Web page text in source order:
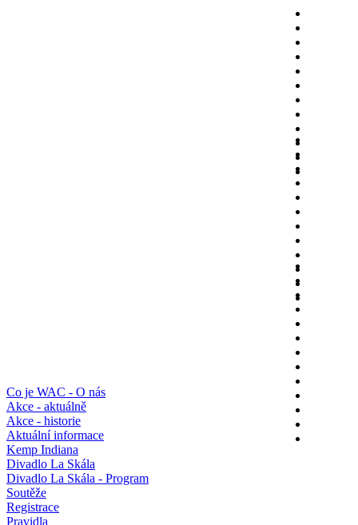
Co je WAC - O nás
Akce - aktuálně
Akce - historie
Aktuální informace
Kemp Indiana
Divadlo La Skála
Divadlo La Skála - Program
Soutěže
Registrace
Pravidla